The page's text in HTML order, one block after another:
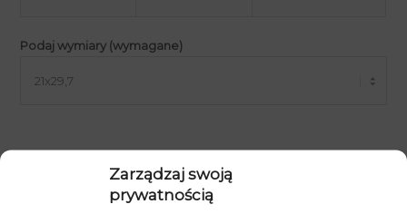
Zarządzaj swoją
prywatnością
Podaj wymiary (wymagane)